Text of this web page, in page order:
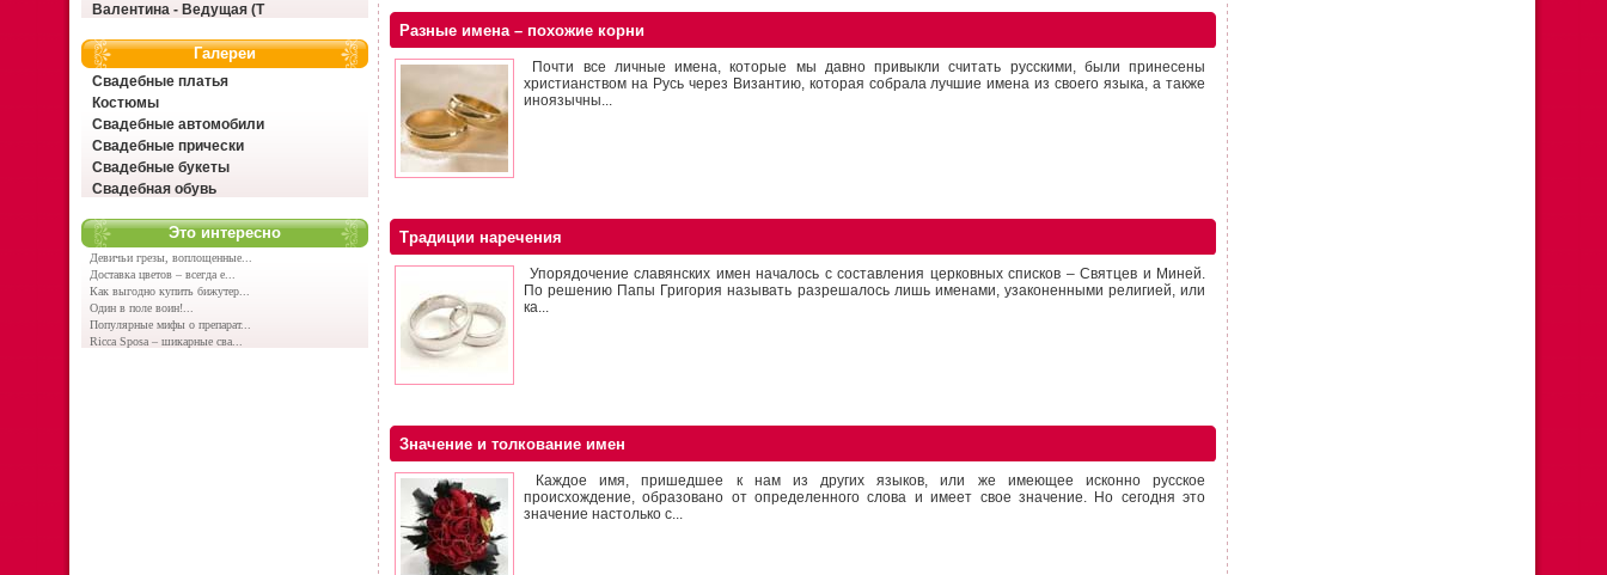
Валентина - Ведущая (Т
Галереи
Свадебные платья
Костюмы
Свадебные автомобили
Свадебные прически
Свадебные букеты
Свадебная обувь
Это интересно
Девичьи грезы, воплощенные...
Доставка цветов – всегда е...
Как выгодно купить бижутер...
Один в поле воин!...
Популярные мифы о препарат...
Ricca Sposa – шикарные сва...
Разные имена – похожие корни
Почти все личные имена, которые мы давно привыкли считать русскими, были принесены
христианством на Русь через Византию, которая собрала лучшие имена из своего языка, а также
иноязычны...
Традиции наречения
Упорядочение славянских имен началось с составления церковных списков – Святцев и Миней.
По решению Папы Григория называть разрешалось лишь именами, узаконенными религией, или
ка...
Значение и толкование имен
Каждое имя, пришедшее к нам из других языков, или же имеющее исконно русское
происхождение, образовано от определенного слова и имеет свое значение. Но сегодня это
значение настолько с...